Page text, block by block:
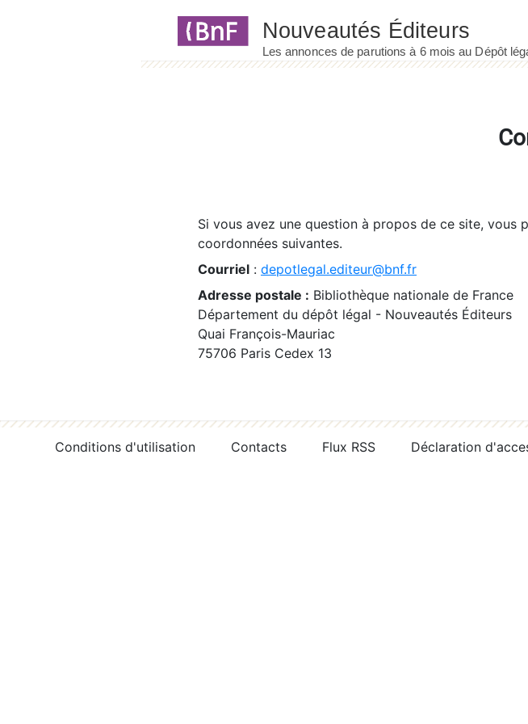
Si vous avez une question à propos de ce site, vous
coordonnées suivantes.
Courriel : depotlegal.editeur@bnf.fr
Adresse postale : Bibliothèque nationale de France
Département du dépôt légal - Nouveautés Éditeurs
Quai François-Mauriac
75706 Paris Cedex 13
Conditions d'utilisation Contacts Flux RSS Déclaration